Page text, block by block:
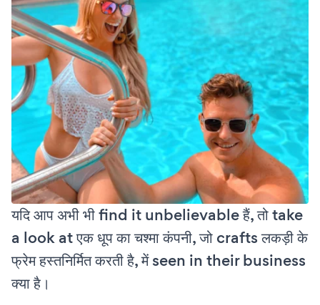
यदि आप अभी भी find it unbelievable हैं, तो take
a look at एक धूप का चश्मा कंपनी, जो crafts लकड़ी के
फ्रेम हस्तनिर्मित करती है, में seen in their business
क्या है।